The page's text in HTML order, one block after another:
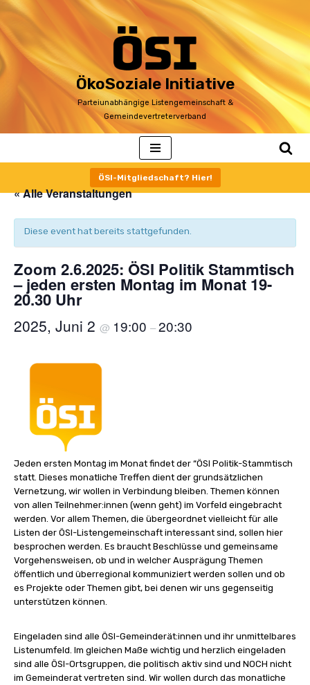
Zum
Inhalt
ÖkoSoziale Initiative
Parteiunabhängige Listengemeinschaft &
Gemeindevertreterverband
ÖSI-Mitgliedschaft? Hier!
« Alle Veranstaltungen
Diese event hat bereits stattgefunden.
Zoom 2.6.2025: ÖSI Politik Stammtisch
– jeden ersten Montag im Monat 19-
20.30 Uhr
2025, Juni 2 @ 19:00 –20:30
Jeden ersten Montag im Monat findet der “ÖSI Politik-Stammtisch
statt. Dieses monatliche Treffen dient der grundsätzlichen
Vernetzung, wir wollen in Verbindung bleiben. Themen können
von allen Teilnehmer:innen (wenn geht) im Vorfeld eingebracht
werden. Vor allem Themen, die übergeordnet vielleicht für alle
Listen der ÖSI-Listengemeinschaft interessant sind, sollen hier
besprochen werden. Es braucht Beschlüsse und gemeinsame
Vorgehensweisen, ob und in welcher Ausprägung Themen
öffentlich und überregional kommuniziert werden sollen und ob
es Projekte oder Themen gibt, bei denen wir uns gegenseitig
unterstützen können.
Eingeladen sind alle ÖSI-Gemeinderät:innen und ihr unmittelbares
Listenumfeld. Im gleichen Maße wichtig und herzlich eingeladen
sind alle ÖSI-Ortsgruppen, die politisch aktiv sind und NOCH nicht
im Gemeinderat vertreten sind. Wir wollen durch das monatliche